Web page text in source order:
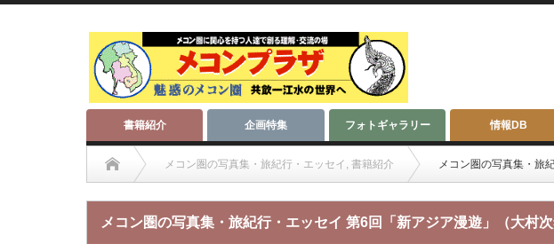
書籍紹介 企画特集 フォトギャラリー 情報DB
メコン圏の写真集・旅紀行・エッセイ , 書籍紹介 メコン圏の写真集・旅
メコン圏の写真集・旅紀行・エッセイ 第6回「新アジア漫遊」（大村次